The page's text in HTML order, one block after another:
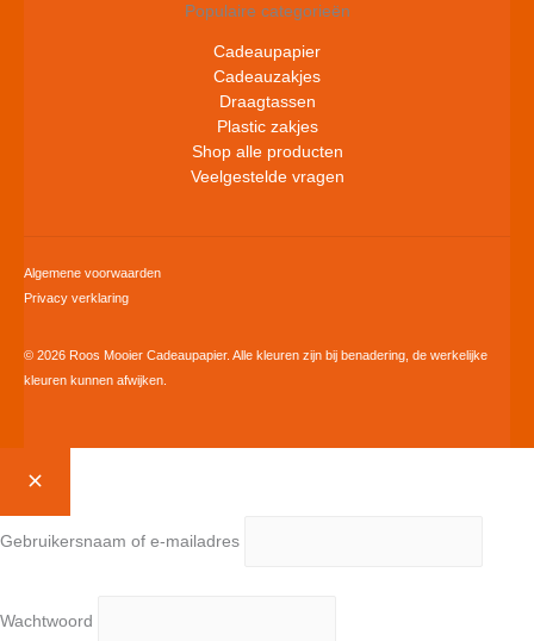
Populaire categorieën
Cadeaupapier
Cadeauzakjes
Draagtassen
Plastic zakjes
Shop alle producten
Veelgestelde vragen
© 2026 Roos Mooier Cadeaupapier. Alle kleuren zijn bij benadering, de werkelijke
kleuren kunnen afwijken.
Algemene voorwaarden
Privacy verklaring
Gebruikersnaam of e-mailadres
Wachtwoord